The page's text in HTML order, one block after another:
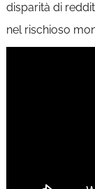
disparità di
nel rischioso